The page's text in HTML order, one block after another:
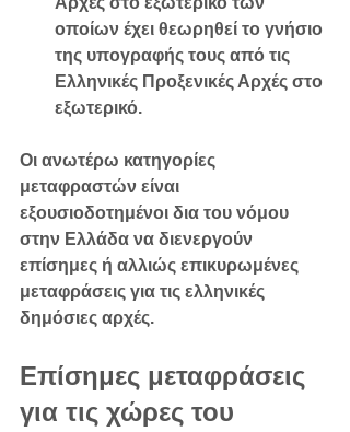
οποίων έχει θεωρηθεί το γνήσιο
της υπογραφής τους από τις
Ελληνικές Προξενικές Αρχές στο
εξωτερικό.
Οι ανωτέρω κατηγορίες
μεταφραστών είναι
εξουσιοδοτημένοι δια του νόμου
στην Ελλάδα να διενεργούν
επίσημες ή αλλιώς επικυρωμένες
μεταφράσεις για τις ελληνικές
δημόσιες αρχές.
Επίσημες μεταφράσεις
για τις χώρες του